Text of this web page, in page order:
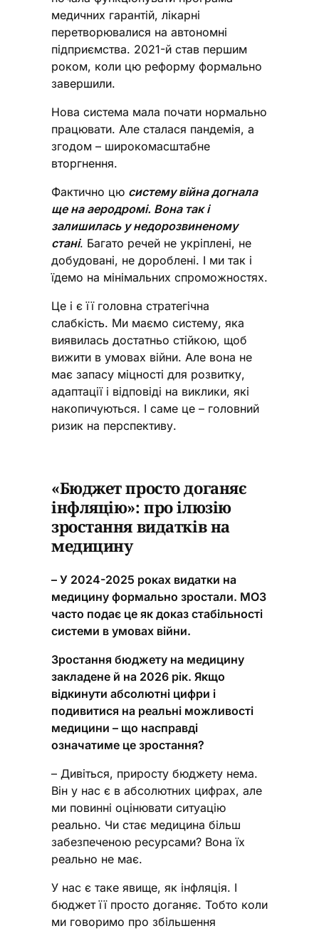
медичних гарантій, лікарні
перетворювалися на автономні
підприємства. 2021-й став першим
роком, коли цю реформу формально
завершили.
Нова система мала почати нормально
працювати. Але сталася пандемія, а
згодом – широкомасштабне
вторгнення.
Фактично цю систему війна догнала
ще на аеродромі. Вона так і
залишилась у недорозвиненому
стані. Багато речей не укріплені, не
добудовані, не дороблені. І ми так і
їдемо на мінімальних спроможностях.
Це і є її головна стратегічна
слабкість. Ми маємо систему, яка
виявилась достатньо стійкою, щоб
вижити в умовах війни. Але вона не
має запасу міцності для розвитку,
адаптації і відповіді на виклики, які
накопичуються. І саме це – головний
ризик на перспективу.
«Бюджет просто доганяє
інфляцію»: про ілюзію
зростання видатків на
медицину
– У 2024-2025 роках видатки на
медицину формально зростали. МОЗ
часто подає це як доказ стабільності
системи в умовах війни.
Зростання бюджету на медицину
закладене й на 2026 рік. Якщо
відкинути абсолютні цифри і
подивитися на реальні можливості
медицини – що насправді
означатиме це зростання?
– Дивіться, приросту бюджету нема.
Він у нас є в абсолютних цифрах, але
ми повинні оцінювати ситуацію
реально. Чи стає медицина більш
забезпеченою ресурсами? Вона їх
реально не має.
У нас є таке явище, як інфляція. І
бюджет її просто доганяє. Тобто коли
ми говоримо про збільшення